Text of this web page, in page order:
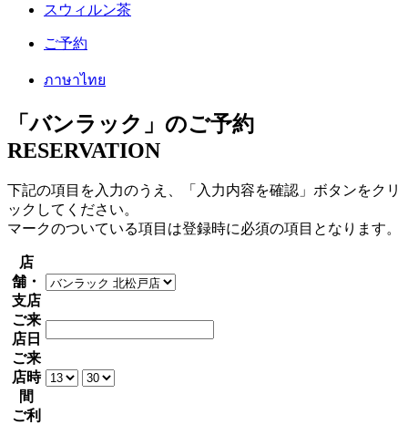
スウィルン茶
ご予約
ภาษาไทย
「バンラック」のご予約
RESERVATION
下記の項目を入力のうえ、「入力内容を確認」ボタンをクリ
ックしてください。
マークのついている項目は登録時に必須の項目となります。
店
舗・
支店
ご来
店日
ご来
店時
間
ご利